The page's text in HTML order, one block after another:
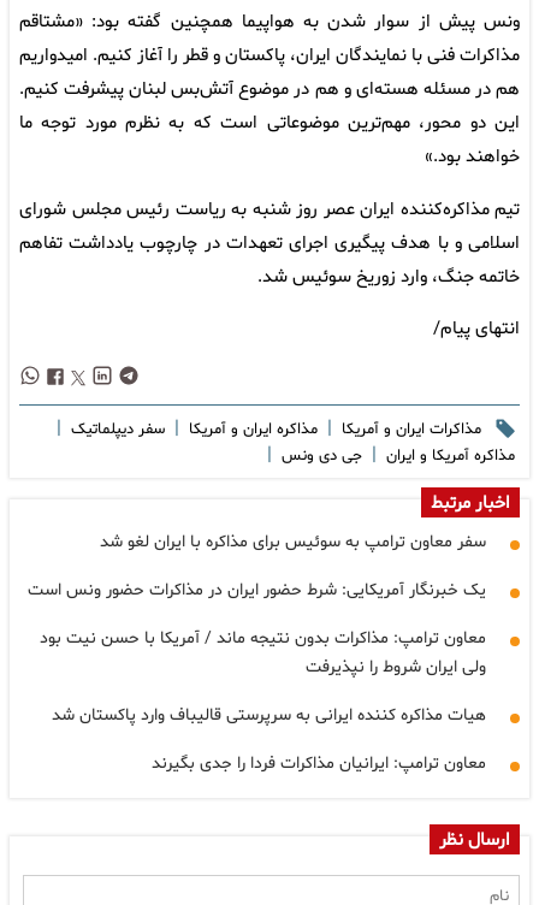
ونس پیش از سوار شدن به هواپیما همچنین گفته بود: «مشتاقم
مذاکرات فنی با نمایندگان ایران، پاکستان و قطر را آغاز کنیم. امیدواریم
هم در مسئله هسته‌ای و هم در موضوع آتش‌بس لبنان پیشرفت کنیم.
این دو محور، مهم‌ترین موضوعاتی است که به نظرم مورد توجه ما
خواهند بود.»
تیم مذاکره‌کننده ایران عصر روز شنبه به ریاست رئیس مجلس شورای
اسلامی و با هدف پیگیری اجرای تعهدات در چارچوب یادداشت تفاهم
خاتمه جنگ، وارد زوریخ سوئیس شد.
انتهای پیام/
مذاکرات ایران و آمریکا | مذاکره ایران و آمریکا | سفر دیپلماتیک |
مذاکره آمریکا و ایران | جی دی ونس |
اخبار مرتبط
سفر معاون ترامپ به سوئیس برای مذاکره با ایران لغو شد
یک خبرنگار آمریکایی: شرط حضور ایران در مذاکرات حضور ونس است
معاون ترامپ: مذاکرات بدون نتیجه ماند / آمریکا با حسن نیت بود
ولی ایران شروط را نپذیرفت
هیات مذاکره کننده ایرانی به سرپرستی قالیباف وارد پاکستان شد
معاون ترامپ: ایرانیان مذاکرات فردا را جدی بگیرند
ارسال نظر